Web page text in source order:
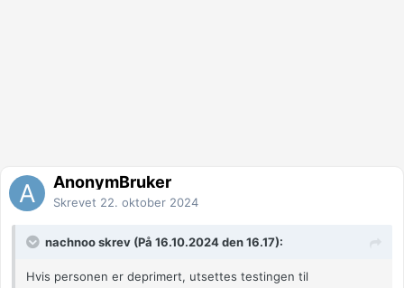
AnonymBruker
Skrevet 22. oktober 2024
nachnoo skrev (På 16.10.2024 den 16.17):
Hvis personen er deprimert, utsettes testingen til